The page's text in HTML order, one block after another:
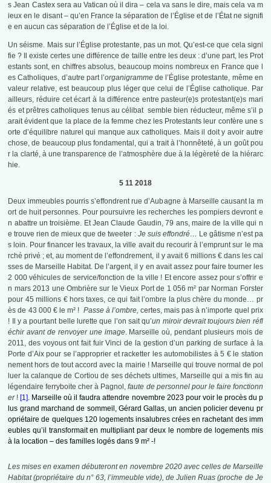
s Jean Castex sera au Vatican où il dira – cela va sans le dire, mais cela va m
ieux en le disant – qu’en France la séparation de l’Église et de l’État ne signifi
e en aucun cas séparation de l’Église et de la loi.
Un séisme. Mais sur l’Église protestante, pas un mot. Qu’est-ce que cela signi
fie ? Il existe certes une différence de taille entre les deux : d’une part, les Prot
estants sont, en chiffres absolus, beaucoup moins nombreux en France que l
es Catholiques, d’autre part l’organigrammede l’Église protestante, même en
valeur relative, est beaucoup plus léger que celui de l’Église catholique. Par
ailleurs, réduire cet écart à la différence entre pasteur(e)s protestant(e)s mari
és et prêtres catholiques tenus au célibat semble bien réducteur, même s’il p
arait évident que la place de la femme chez les Protestants leur confère une s
orte d’équilibre naturel qui manque aux catholiques. Mais il doit y avoir autre
chose, de beaucoup plus fondamental, qui a trait à l’honnêteté, à un goût pou
r la clarté, à une transparence de l’atmosphère due à la légèreté de la hiérarc
hie.
5 11 2018
Deux immeubles pourris s’effondrent rue d’Aubagne à Marseille causant la m
ort de huit personnes. Pour poursuivre les recherches les pompiers devront e
n abattre un troisième. Et Jean Claude Gaudin, 79 ans, maire de la ville qui n
e trouve rien de mieux que de tweeter : Je suis effondré… Le gâtisme n’est pa
s loin. Pour financer les travaux, la ville avait du recourir à l’emprunt sur le ma
rché privé ; et, au moment de l’effondrement, il y avait 6 millions € dans les cai
sses de Marseille Habitat. De l’argent, il y en avait assez pour faire tourner les
2 000 véhicules de service/fonction de la ville ! Et encore assez pour s’offrir e
n mars 2013 une Ombrière sur le Vieux Port de 1 056 m² par Norman Forster
pour 45 millions € hors taxes, ce qui fait l’ombre la plus chère du monde… pr
ès de 43 000 € le m² ! Passe à l’ombre, certes, mais pas à n’importe quel prix
! Il y a pourtant belle lurette que l’on sait qu’un miroir devrait toujours bien réfl
échir avant de renvoyer une image. Marseille où, pendant plusieurs mois de
2011, des voyous ont fait fuir Vinci de la gestion d’un parking de surface à la
Porte d’Aix pour se l’approprier et racketter les automobilistes à 5 € le station
nement hors de tout accord avec la mairie ! Marseille qui trouve normal de pol
luer la calanque de Cortiou de ses déchets ultimes, Marseille qui a mis fin au
légendaire ferryboite cher à Pagnol,faute de personnel pour le faire fonctionn
er! [1]. Marseille où il faudra attendre novembre 2023 pour voir le procès du p
lus grand marchand de sommeil, Gérard Gallas, un ancien policier devenu pr
opriétaire de quelques 120 logements insalubres crées en rachetant des imm
eubles qu’il transformait en multipliant par deux le nombre de logements mis
à la location – des familles logés dans 9 m² -!
Les mises en examen débuteront en novembre 2020avec celles de Marseille
Habitat (propriétaire du n° 63, l’immeuble vide), de Julien Ruas (proche de Je